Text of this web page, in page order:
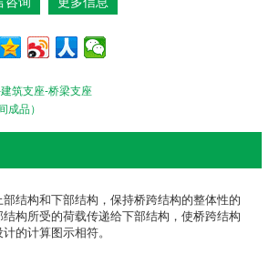
筑支座-桥梁支座
成品）
结构和下部结构，保持桥跨结构的整体性的
构所受的荷载传递给下部结构，使桥跨结构
的计算图示相符。